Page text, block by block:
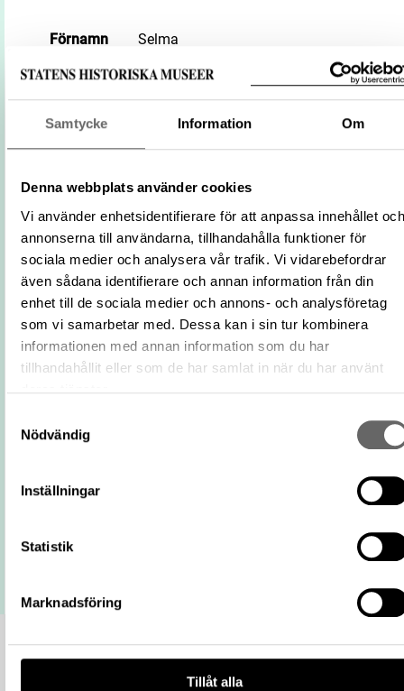
Samtycke Information Om
Denna webbplats använder cookies
Vi använder enhetsidentifierare för att anpassa innehållet och
annonserna till användarna, tillhandahålla funktioner för
sociala medier och analysera vår trafik. Vi vidarebefordrar
även sådana identifierare och annan information från din
enhet till de sociala medier och annons- och analysföretag
som vi samarbetar med. Dessa kan i sin tur kombinera
informationen med annan information som du har
tillhandahållit eller som de har samlat in när du har använt
Nödvändig
Inställningar
Statistik
Marknadsföring
Tillåt alla
Förnamn
Selma
Födelsedatum
1843-01-01
Datering: 1843*-1925+
Dödsdatum
1925-12-31
Yrke/verksamhet
Mästare
Träsnidare
Textilkonstnär
Biografi
Textilkonstnär och träsnidare, startar
firman Svensk konstslöjdsutställning,
den till 1898, bodde sen i Vadstena.
Externa källor
Giöbel, Selma på WIKIDATA
Digital referens WIKIPEDIA-URL
Relaterade
URI
https://samlingar.shm.se/person/
All textinformation (metadata) på denna sida är fri att använda
Mer information om licenser hos Statens historiska museer.